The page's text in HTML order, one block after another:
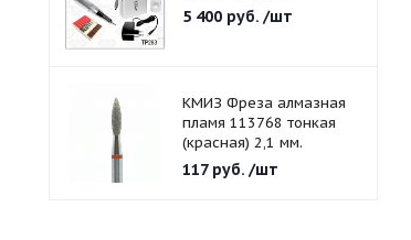
5 400руб. /шт
КМИЗ Фреза алмазная
пламя 113768 тонкая
(красная) 2,1 мм.
117руб. /шт